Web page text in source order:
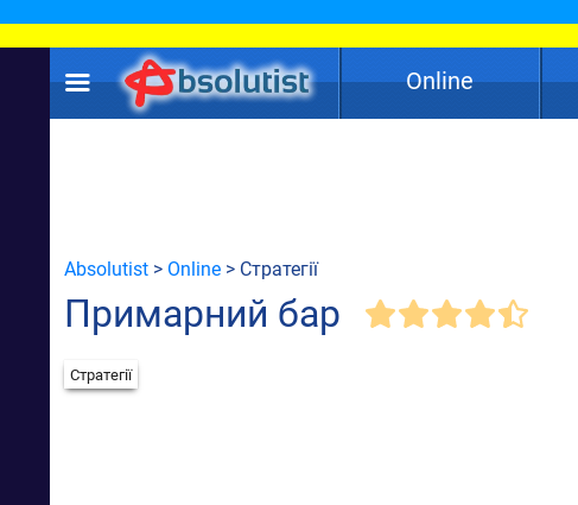
Online
Absolutist > Online > Стратегії
Примарний бар
Стратегії